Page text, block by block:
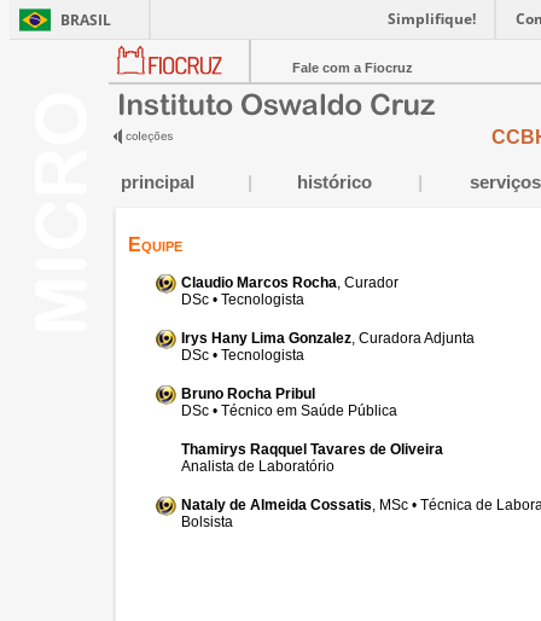
BRASIL Simplifique!
Fale com a Fiocruz
principal histórico serviços
Equipe
Claudio Marcos Rocha, Curador
DSc • Tecnologista
Irys Hany Lima Gonzalez, Curadora Adjunta
DSc • Tecnologista
Bruno Rocha Pribul
DSc • Técnico em Saúde Pública
Thamirys Raqquel Tavares de Oliveira
Analista de Laboratório
Nataly de Almeida Cossatis, MSc • Técnica de
Bolsista